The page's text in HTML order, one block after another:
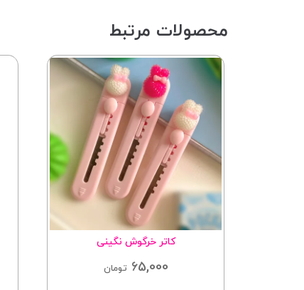
محصولات مرتبط
کاتر خرگوش نگینی
65,000 تومان